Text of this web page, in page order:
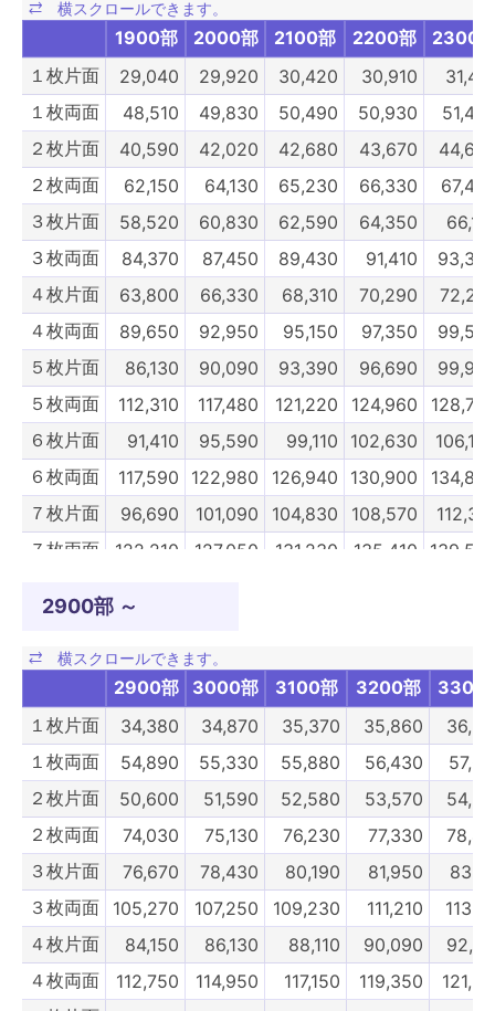
９枚片面
84,920 90,420 94,930 99,440 103,950
９枚両面 124,410 130,460 135,520 140,580 145,640
10枚片面
90,860 97,020 102,080 107,140
112,200
10枚両面 131,340 138,160 143,880 149,600 155,320
900部
1000部 1100部 1200部 1300部
1900部 2000部 2100部 2200部
2300
１枚片面
29,040 29,920 30,420 30,910
１枚両面
48,510 49,830 50,490 50,930
２枚片面
40,590 42,020 42,680 43,670
２枚両面
62,150 64,130 65,230 66,330
３枚片面
58,520 60,830 62,590 64,350
３枚両面
84,370 87,450 89,430 91,410
４枚片面
63,800 66,330 68,310 70,290
４枚両面
89,650 92,950 95,150 97,350
５枚片面
86,130 90,090 93,390 96,690
５枚両面
112,310 117,480 121,220 124,960
６枚片面
91,410 95,590 99,110 102,630
６枚両面
117,590 122,980 126,940 130,900
７枚片面
96,690 101,090 104,830 108,570
７枚両面
122,210 127,050 131,230 135,410
８枚両面
９枚片面
131,010 136,510
176,000 182,380 187,440 192,280
10枚片面
142,560 148,610 153,230 158,180
10枚両面
189,640 196,680 202,180 207,680
1900部
2000部 2100部 2200部 2300部
2900部 ～
2900部 3000部 3100部 3200部
3300
１枚片面
34,380 34,870 35,370 35,860
１枚両面
54,890 55,330 55,880 56,430
２枚片面
50,600 51,590 52,580 53,570
２枚両面
74,030 75,130 76,230 77,330
３枚片面
76,670 78,430 80,190 81,950
３枚両面
105,270 107,250 109,230 111,210
４枚片面
84,150 86,130 88,110 90,090
４枚両面
112,750 114,950 117,150 119,350